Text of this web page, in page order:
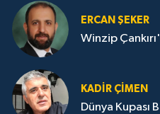
ERCAN ŞEKER
Winzip
KADIR ÇIMEN
Dünya Kupası